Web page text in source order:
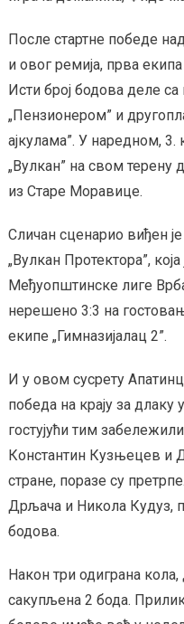
После стартне победе
и овог ремија, прва
Исти број бодова деле
„Пензионером” и
ајкулама”. У наредном, 3.
„Вулкан” на свом терену
из Старе Моравице.
Сличан сценарио виђен
„Вулкан Протектора”,
Међуопштинске лиге
нерешено 3:3 на
екипе „Гимназијалац 2”.
И у овом сусрету
победа на крају за
гостујући тим
Константин Кузњецев и
стране, поразе су
Дрљача и Никола Кудуз,
бодова.
Након три одиграна
сакупљена 2 бода.